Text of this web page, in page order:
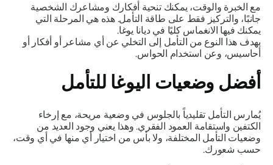
مع الخبرة والوقت، يمكنك تنحية أفكارك ومشاعرك الشخصية
جانبًا، والتركيز فقط على طاقة التأمل. هذه هي المرحلة التي
يمكنك فيها الانغماس كليًا في ديانايوغا.
يهدف هذا النوع من التأمل إلى التخلي عن أي مشاعر أو أفكار أو
أحاسيس، وعن استخدام الحواس.
أفضل وضعيات اليوغا للتأمل
يُمارس التأمل تقليدياً بالجلوس في وضعية مريحة، مع إرخاء
الكتفين واستقامة العمود الفقري. وهذا يعني وجود العديد من
وضعيات التأمل المختلفة، ولا بأس من اختيار أي منها في أي وقت،
حسب شعورك.